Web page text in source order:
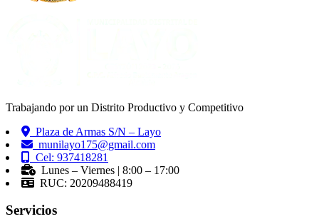
Trabajando por un Distrito Productivo y Competitivo
Plaza de Armas S/N – Layo
munilayo175@gmail.com
Cel: 937418281
Lunes – Viernes | 8:00 – 17:00
RUC: 20209488419
Servicios